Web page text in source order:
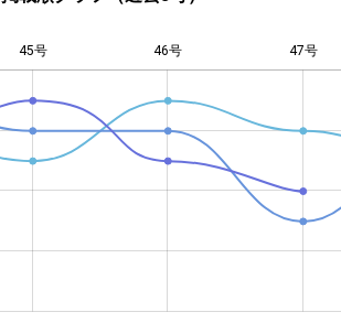
45号 46号 47号